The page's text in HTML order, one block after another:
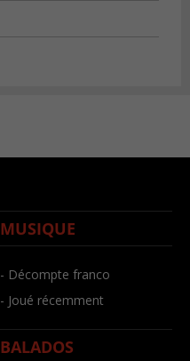
MUSIQUE
- Décompte franco
- Joué récemment
BALADOS